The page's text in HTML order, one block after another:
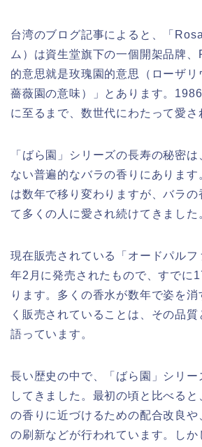
台湾のブログ記事によると、「
ム）は資生堂旗下の一個開架品牌
的意思就是玫瑰園的意思（ローザ
薔薇園の意味）」とあります。
に至るまで、数世代にわたって愛さ
「ばら園」シリーズの長寿の秘密
ない普遍的なバラの香りにあります
は数年で移り変わりますが、バラの
て多くの人に愛され続けてきました
現在販売されている「オードパル
年2月に発売されたもので、すでに
ります。多くの香水が数年で姿を
く販売されていることは、その品
語っています。
長い歴史の中で、「ばら園」シリー
してきました。最初の頃と比べると
の香りに近づけるための配合改良や
の刷新などが行われています。しか